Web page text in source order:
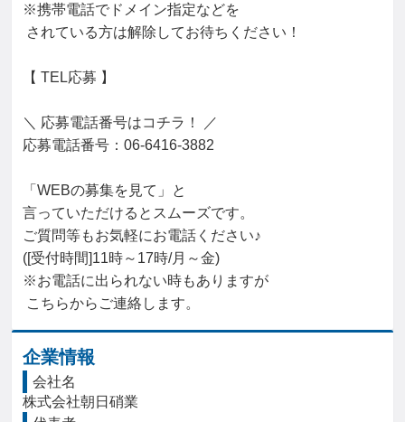
※携帯電話でドメイン指定などを
【 TEL応募 】
＼ 応募電話番号はコチラ！ ／
応募電話番号：06-6416-3882
「WEBの募集を見て」と
言っていただけるとスムーズです。
ご質問等もお気軽にお電話ください♪
([受付時間]11時～17時/月～金)
※お電話に出られない時もありますが
こちらからご連絡します。
企業情報
会社名
株式会社朝日硝業